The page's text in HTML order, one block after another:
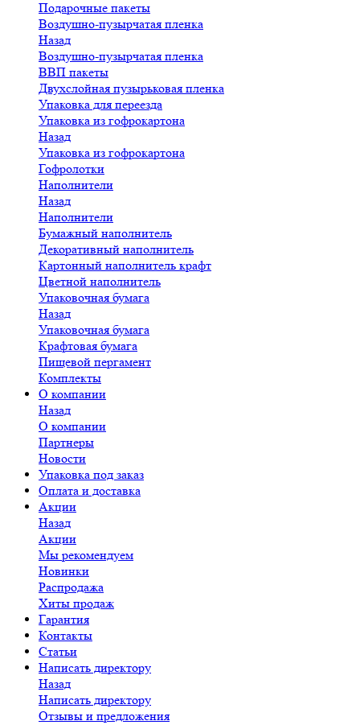
Подарочные пакеты
Воздушно-пузырчатая пленка
Назад
Воздушно-пузырчатая пленка
ВВП пакеты
Двухслойная пузырьковая пленка
Упаковка для переезда
Упаковка из гофрокартона
Назад
Упаковка из гофрокартона
Гофролотки
Наполнители
Назад
Наполнители
Бумажный наполнитель
Декоративный наполнитель
Картонный наполнитель крафт
Цветной наполнитель
Упаковочная бумага
Назад
Упаковочная бумага
Крафтовая бумага
Пищевой пергамент
Комплекты
О компании
Назад
О компании
Партнеры
Новости
Упаковка под заказ
Оплата и доставка
Акции
Назад
Акции
Мы рекомендуем
Новинки
Распродажа
Хиты продаж
Гарантия
Контакты
Статьи
Написать директору
Назад
Написать директору
Отзывы и предложения